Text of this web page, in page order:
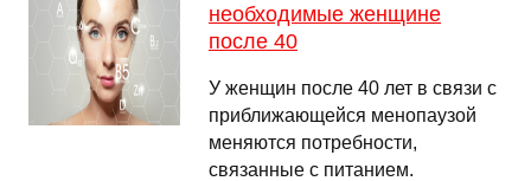
необходимые женщине
после 40
У женщин после 40 лет в связи с
приближающейся менопаузой
меняются потребности,
связанные с питанием.